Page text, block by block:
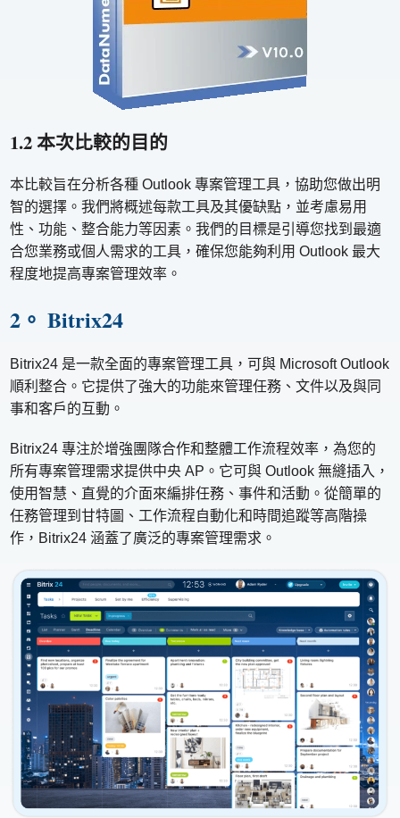
1.2 本次比較的目的
本比較旨在分析各種 Outlook 專案管理工具，協助您做出明
智的選擇。我們將概述每款工具及其優缺點，並考慮易用
性、功能、整合能力等因素。我們的目標是引導您找到最適
合您業務或個人需求的工具，確保您能夠利用 Outlook 最大
程度地提高專案管理效率。
2。 Bitrix24
Bitrix24 是一款全面的專案管理工具，可與 Microsoft Outlook
順利整合。它提供了強大的功能來管理任務、文件以及與同
事和客戶的互動。
Bitrix24 專注於增強團隊合作和整體工作流程效率，為您的
所有專案管理需求提供中央 AP。它可與 Outlook 無縫插入，
使用智慧、直覺的介面來編排任務、事件和活動。從簡單的
任務管理到甘特圖、工作流程自動化和時間追蹤等高階操
作，Bitrix24 涵蓋了廣泛的專案管理需求。